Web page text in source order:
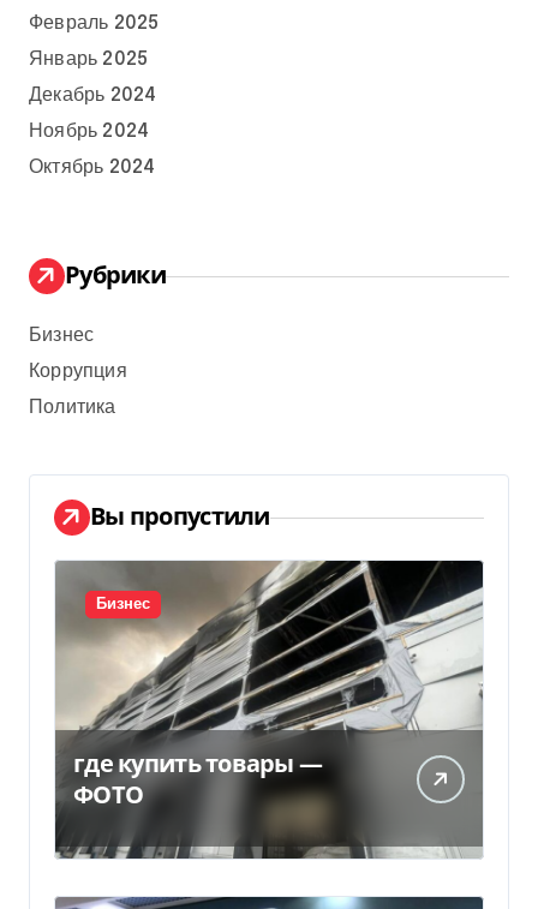
Февраль 2025
Январь 2025
Декабрь 2024
Ноябрь 2024
Октябрь 2024
Рубрики
Бизнес
Коррупция
Политика
Вы пропустили
Бизнес
где купить товары —
ФОТО